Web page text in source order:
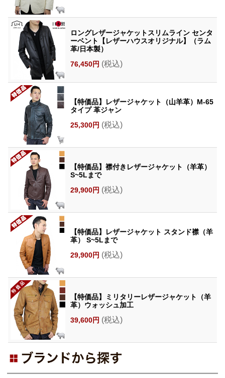
ロングレザージャケットスリムライン センタ
ーベント【レザーハウスオリジナル】（ラム
革/日本製）
76,450円 (税込)
【特価品】レザージャケット（山羊革）M-65
タイプ 革ジャン
25,300円 (税込)
【特価品】襟付きレザージャケット（羊革）
S~5Lまで
29,900円 (税込)
【特価品】レザージャケット スタンド襟（羊
革） S~5Lまで
29,900円 (税込)
【特価品】ミリタリーレザージャケット（羊
革）ウォッシュ加工
39,600円 (税込)